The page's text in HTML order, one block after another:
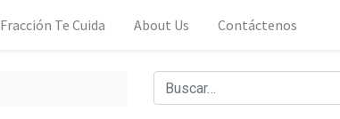
Fracción Te Cuida About Us Contáctenos